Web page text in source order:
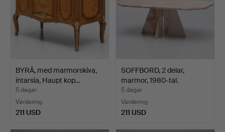
BYRÅ, med marmorskiva,
intarsia, Haupt kop…
5 dagar
Värdering
211 USD
SOFFBORD, 2 delar,
marmor, 1980-tal.
5 dagar
Värdering
211 USD